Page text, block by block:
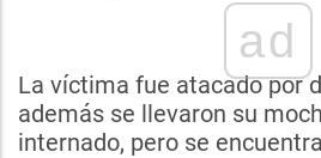
ad
La víctima fue atacado por
además se llevaron su
internado, pero se